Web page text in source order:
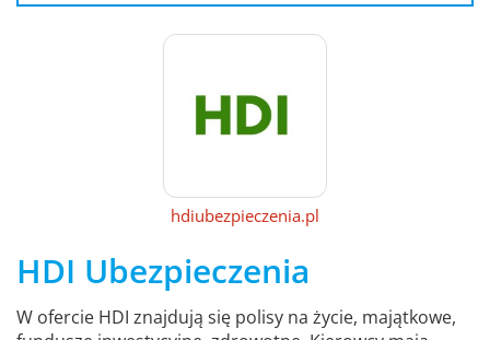
hdiubezpieczenia.pl
HDI Ubezpieczenia
W ofercie HDI znajdują się polisy na życie, majątkowe,